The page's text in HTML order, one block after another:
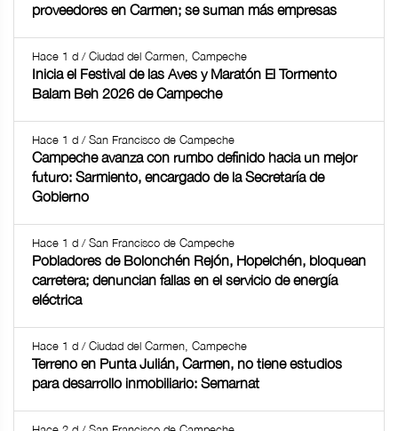
proveedores en Carmen; se suman más empresas
Hace 1 d / Ciudad del Carmen, Campeche
Inicia el Festival de las Aves y Maratón El Tormento
Balam Beh 2026 de Campeche
Hace 1 d / San Francisco de Campeche
Campeche avanza con rumbo definido hacia un mejor
futuro: Sarmiento, encargado de la Secretaría de
Gobierno
Hace 1 d / San Francisco de Campeche
Pobladores de Bolonchén Rejón, Hopelchén, bloquean
carretera; denuncian fallas en el servicio de energía
eléctrica
Hace 1 d / Ciudad del Carmen, Campeche
Terreno en Punta Julián, Carmen, no tiene estudios
para desarrollo inmobiliario: Semarnat